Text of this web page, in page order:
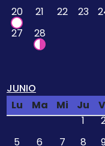
20
21 22 23
27
28
JUNIO
Lu
Ma Mi Ju
1
5
6 7 8